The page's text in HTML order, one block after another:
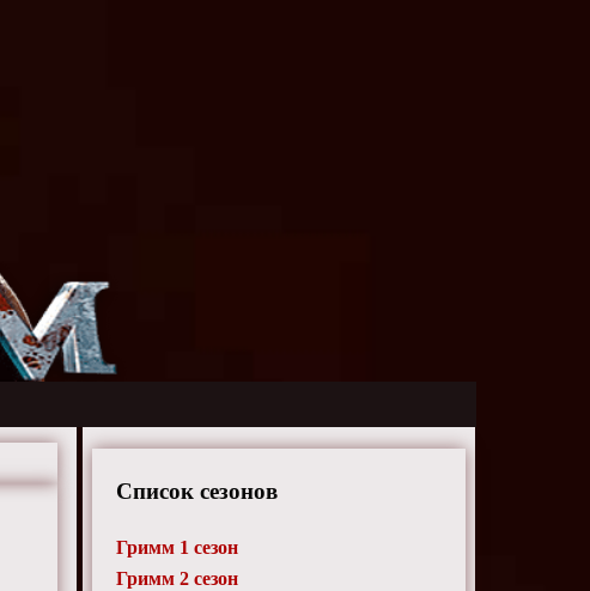
Список сезонов
Гримм 1 сезон
Гримм 2 сезон